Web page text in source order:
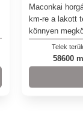
Maconkai
km-re a lakott
könnyen
Telek
58600